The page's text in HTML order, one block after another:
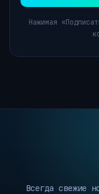
Нажимая
Всегда свежие